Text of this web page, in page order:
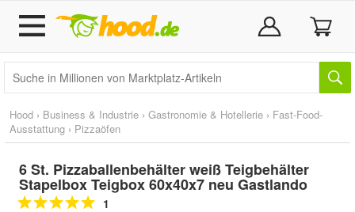
Hood › Business & Industrie › Gastronomie & Hotellerie › Fast-Food-
Ausstattung › Pizzaöfen
6 St. Pizzaballenbehälter weiß Teigbehälter
Stapelbox Teigbox 60x40x7 neu Gastlando
1